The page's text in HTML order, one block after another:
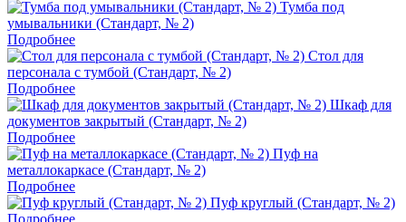
Тумба под
умывальники (Стандарт, № 2)
Подробнее
Стол для
персонала с тумбой (Стандарт, № 2)
Подробнее
Шкаф для
документов закрытый (Стандарт, № 2)
Подробнее
Пуф на
металлокаркасе (Стандарт, № 2)
Подробнее
Пуф круглый (Стандарт, № 2)